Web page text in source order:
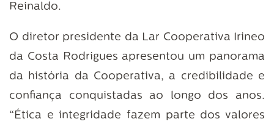
Reinaldo.
O diretor presidente da Lar Cooperativa Irineo
da Costa Rodrigues apresentou um panorama
da história da Cooperativa, a credibilidade e
confiança conquistadas ao longo dos anos.
“Ética e integridade fazem parte dos valores